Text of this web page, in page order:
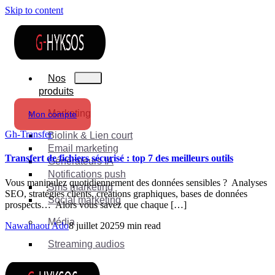
Skip to content
Nos
produits
Marketing
Biolink & Lien court
Email marketing
Générateurs IA
Notifications push
Sms marketing
Social marketing
Média
Streaming audios
Mon compte
Gh-Transfer
Transfert de fichiers sécurisé : top 7 des meilleurs outils
Vous manipulez quotidiennement des données sensibles ? Analyses
SEO, stratégies clients, créations graphiques, bases de données
prospects… Alors vous savez que chaque […]
Nawainaou Ado8 juillet 20259 min read